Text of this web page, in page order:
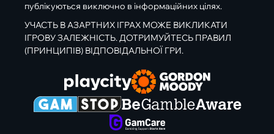
публікуються виключно в інформаційних цілях.
УЧАСТЬ В АЗАРТНИХ ІГРАХ МОЖЕ ВИКЛИКАТИ
ІГРОВУ ЗАЛЕЖНІСТЬ. ДОТРИМУЙТЕСЬ ПРАВИЛ
(ПРИНЦИПІВ) ВІДПОВІДАЛЬНОЇ ГРИ.